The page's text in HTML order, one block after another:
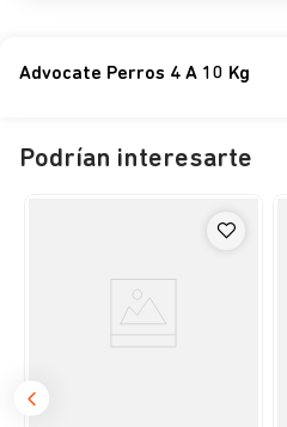
Advocate Perros 4 A 10 Kg
Podrían interesarte